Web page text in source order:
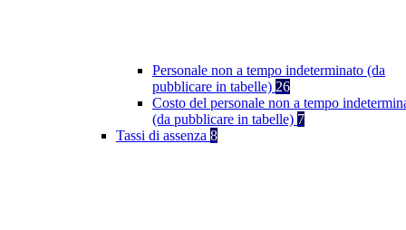
Personale non a tempo indeterminato (da
pubblicare in tabelle) 26
Costo del personale non a tempo
(da pubblicare in tabelle) 7
Tassi di assenza 8